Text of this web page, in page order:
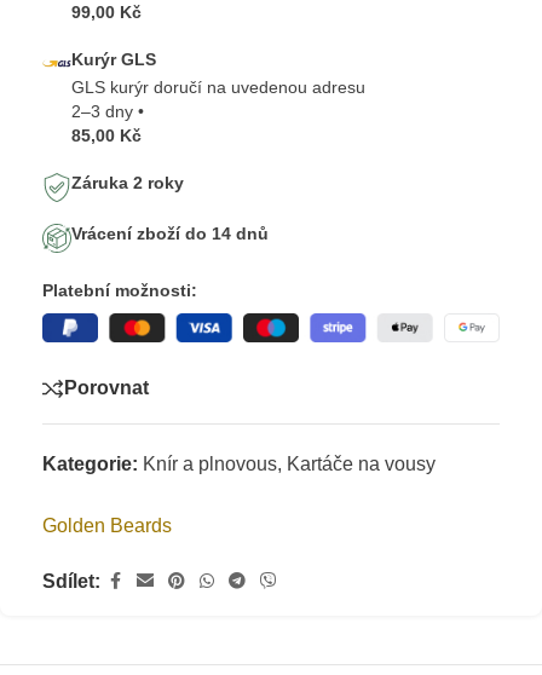
99,00 Kč
Kurýr GLS
GLS kurýr doručí na uvedenou adresu
2–3 dny •
85,00 Kč
Záruka 2 roky
Vrácení zboží do 14 dnů
Platební možnosti:
Porovnat
Kategorie: Knír a plnovous, Kartáče na vousy
Golden Beards
Sdílet: